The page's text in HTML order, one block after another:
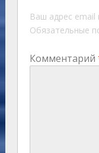
Ваш адрес email
Обязательные
Комментарий